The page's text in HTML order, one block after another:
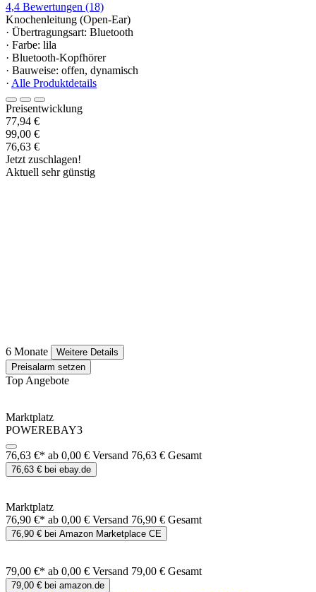
4,4 Bewertungen (18)
Knochenleitung (Open-Ear)
· Übertragungsart: Bluetooth
· Farbe: lila
· Bluetooth-Kopfhörer
· Bauweise: offen, dynamisch
· Alle Produktdetails
Preisentwicklung
77,94 €
99,00 €
76,63 €
Jetzt zuschlagen!
Aktuell sehr günstig
6 Monate
Weitere Details
Preisalarm setzen
Top Angebote
Marktplatz
POWEREBAY3
76,63 €* ab 0,00 € Versand 76,63 € Gesamt
76,63 € bei ebay.de
Marktplatz
76,90 €* ab 0,00 € Versand 76,90 € Gesamt
76,90 € bei Amazon Marketplace CE
79,00 €* ab 0,00 € Versand 79,00 € Gesamt
79,00 € bei amazon.de